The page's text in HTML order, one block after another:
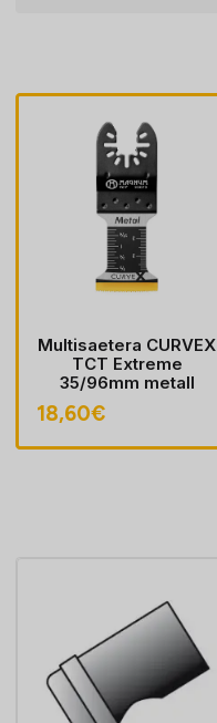
Multisaetera CURVEX
TCT Extreme
35/96mm metall
18,60€